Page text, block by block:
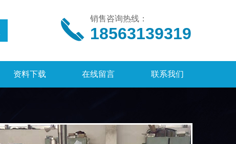
销售咨询热线：
18563139319
资料下载 在线留言 联系我们